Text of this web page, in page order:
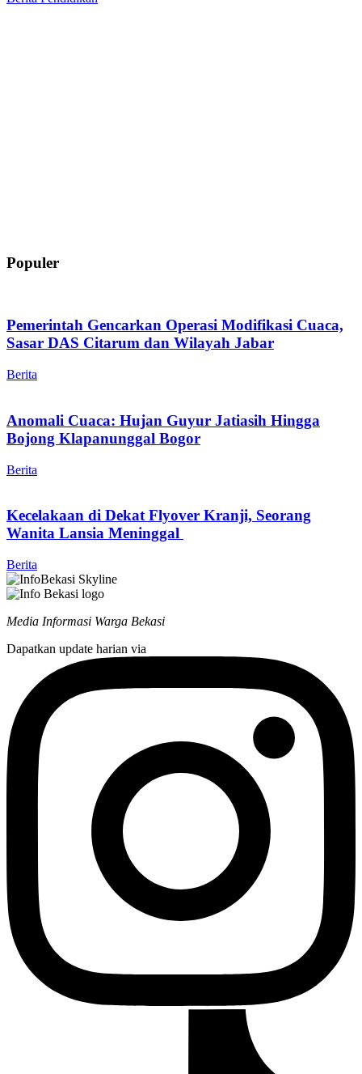
Populer
Pemerintah Gencarkan Operasi Modifikasi Cuaca,
Sasar DAS Citarum dan Wilayah Jabar
Berita
Anomali Cuaca: Hujan Guyur Jatiasih Hingga
Bojong Klapanunggal Bogor
Berita
Kecelakaan di Dekat Flyover Kranji, Seorang
Wanita Lansia Meninggal
Berita
Media Informasi Warga Bekasi
Dapatkan update harian via